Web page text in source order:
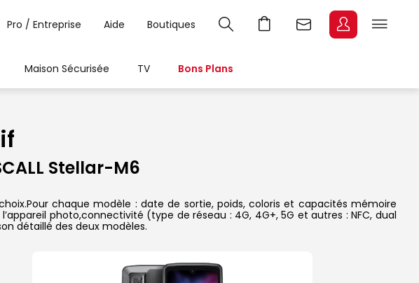
Pro / Entreprise Aide Boutiques
Maison Sécurisée TV Bons Plans
Stellar-M6
chaque modèle : date de sortie, poids, coloris et capacités mémoire
photo,connectivité (type de réseau : 4G, 4G+, 5G et autres : NFC, dual
détaillé des deux modèles.